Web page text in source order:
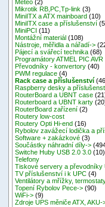
Meteo (2)
Mikrotik RB,PC,Tp-link (3)
MiniITX a ATX mainboard (10)
MiniITX case a příslušenství
MiniPCI (11)
Montážní materiál (108)
Nástroje, měřidla a nářadí->
Pájecí a svářecí technika (68)
Programátory ATMEL PIC AVR
Převodníky - konvertory (40)
PWM regulace (4)
Rack case a příslušenství
Raspberry desky a
RouterBoard a UBNT case
Routerboard a UBNT karty
RouterBoard zařízení (2)
Routery low-cost
Routery Opti Hi-end (16)
Rybolov zavážecí lodička a
Software + zakázkové (3)
Součástky náhradní díly->
Switche Huby USB 2.0 3.0 (10)
Telefony
Tiskové servery a převodníky
TV příslušenství i k UPC (4)
Ventilátory a mřížky,
Topení Rybolov Pece-> (90)
WiFi-> (9)
Zdroje UPS měniče ATX, AKU-